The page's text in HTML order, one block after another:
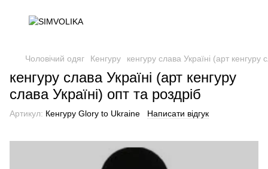
Чоловічий одяг Кенгуру кенгуру слава Україні (арт кенгуру
кенгуру слава Україні (арт кенгуру
слава Україні) опт та роздріб
Артикул: Кенгуру Glory to Ukraine Написати відгук